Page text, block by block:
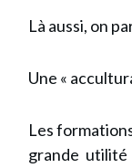
Là aussi, on
Une «
Les
grande utilité